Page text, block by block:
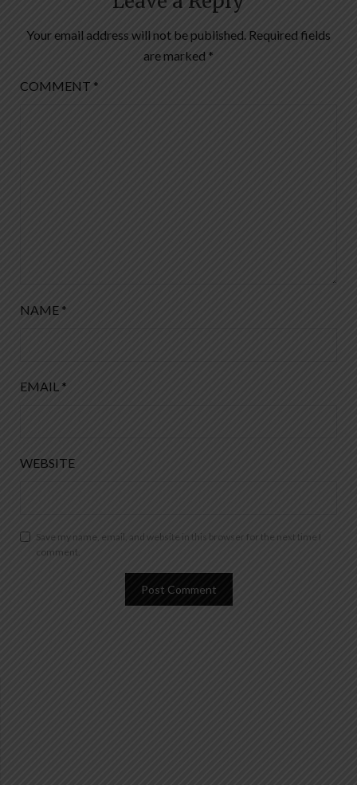
Your email address will not be published. Required fields
are marked *
COMMENT *
NAME *
EMAIL *
WEBSITE
Save my name, email, and website in this browser for the next time I
comment.